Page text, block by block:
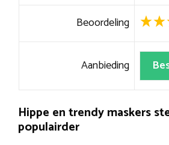
Beoordeling
Aanbieding
Hippe en trendy maskers
populairder